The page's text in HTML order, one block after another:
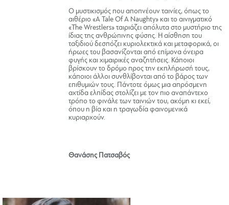
Ο μυστικισμός που αποπνέουν ταινίες, όπως το
αιθέριο «A Tale Of A Naughty» και το αινιγματικό
«The Wrestlers» ταιριάζει απόλυτα στο μυστήριο της
ίδιας της ανθρώπινης φύσης. Η αίσθηση του
ταξιδιού δεσπόζει κυριολεκτικά και μεταφορικά, οι
ήρωες του βασανίζονται από επίμονα όνειρα
φυγής και χιμαιρικές αναζητήσεις. Κάποιοι
βρίσκουν το δρόμο προς την εκπλήρωσή τους,
κάποιοι άλλοι συνθλίβονται από το βάρος των
επιθυμιών τους. Πάντοτε όμως μια απρόσμενη
αχτίδα ελπίδας στολίζει με τον πιο αναπάντεχο
τρόπο το φινάλε των ταινιών του, ακόμη κι εκεί,
όπου η βία και η τραγωδία φαινομενικά
κυριαρχούν.
Θανάσης Πατσαβός